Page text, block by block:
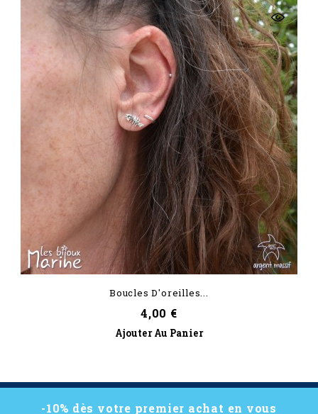
Boucles D'oreilles...
Prix
4,00 €
Ajouter Au Panier
-10% dès votre premier achat en vous